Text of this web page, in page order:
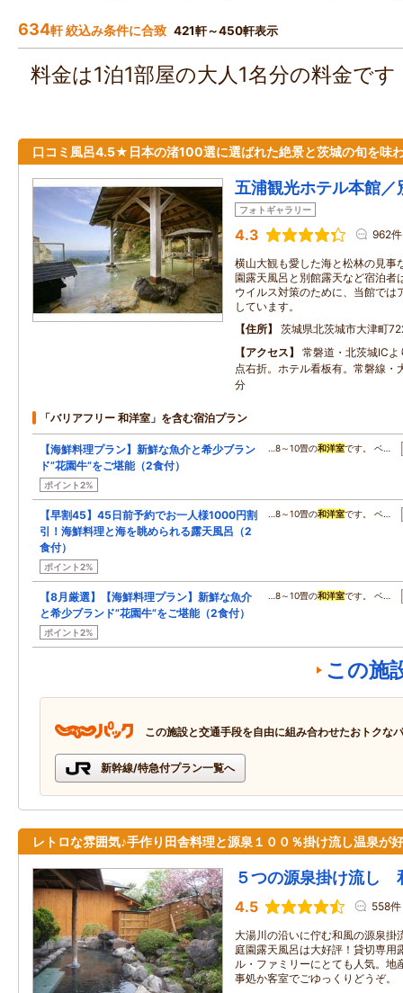
634軒 絞込み条件に合致 421軒～450軒表示
料金は1泊1部屋の大人1名分の料金で
口コミ風呂4.5★日本の渚100選に選ばれた絶景と茨城の旬を味
五浦観光ホテル本館／
フォトギャラリー
4.3 962件
横山大観も愛した海と松林の見事
園露天風呂と別館露天など宿泊者
ウイルス対策のために、当館では
しています。
住所
茨城県北茨城市大津町
アクセス
常磐道・北茨城IC
点右折。ホテル看板有。常磐線・
分
「バリアフリー 和洋室」を含む宿泊プラン
【海鮮料理プラン】新鮮な魚介と希少ブラン
ド”花園牛”をご堪能（2食付）
ポイント2%
…8～10畳の和洋室です。 ベ…
【早割45】45日前予約でお一人様1000円割
引！海鮮料理と海を眺められる露天風呂（2
食付）
ポイント2%
…8～10畳の和洋室です。 ベ…
【8月厳選】【海鮮料理プラン】新鮮な魚介
と希少ブランド”花園牛”をご堪能（2食付）
ポイント2%
…8～10畳の和洋室です。 ベ…
この施
この施設と交通手段を自由に組み合わせたおトクな
新幹線/特急付プラン一覧へ
レトロな雰囲気♪手作り田舎料理と源泉１００％掛け流し温泉が
５つの源泉掛け流し
4.5 558件
大湯川の沿いに佇む和風の源泉掛
庭園露天風呂は大好評！貸切専用
ル・ファミリーにとても人気。地
事処か客室でごゆっくりどうぞ。